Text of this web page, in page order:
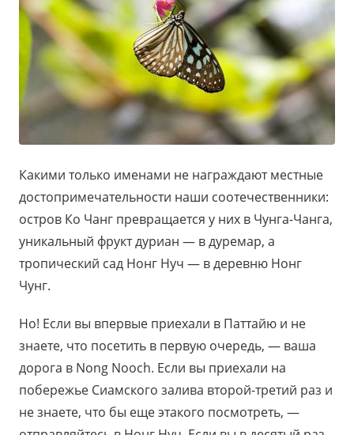
Какими только именами не награждают местные
достопримечательности наши соотечественники:
остров Ко Чанг превращается у них в Чунга-Чанга,
уникальный фрукт дуриан — в дуремар, а
тропический сад Нонг Нуч — в деревню Нонг
Чунг.
Но! Если вы впервые приехали в Паттайю и не
знаете, что посетить в первую очередь, — ваша
дорога в Nong Nooch. Если вы приехали на
побережье Сиамского залива второй-третий раз и
не знаете, что бы еще этакого посмотреть, —